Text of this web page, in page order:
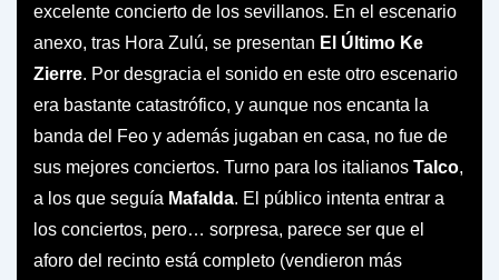
excelente concierto de los sevillanos. En el escenario
anexo, tras Hora Zulú, se presentan El Último Ke
Zierre. Por desgracia el sonido en este otro escenario
era bastante catastrófico, y aunque nos encanta la
banda del Feo y además jugaban en casa, no fue de
sus mejores conciertos. Turno para los italianos Talco,
a los que seguía Mafalda. El público intenta entrar a
los conciertos, pero… sorpresa, parece ser que el
aforo del recinto está completo (vendieron más